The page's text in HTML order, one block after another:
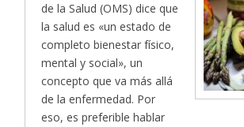
de la Salud (OMS) dice que
la salud es «un estado de
completo bienestar físico,
mental y social», un
concepto que va más allá
de la enfermedad. Por
eso, es preferible hablar